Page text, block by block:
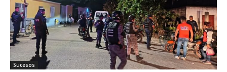
Sucesos